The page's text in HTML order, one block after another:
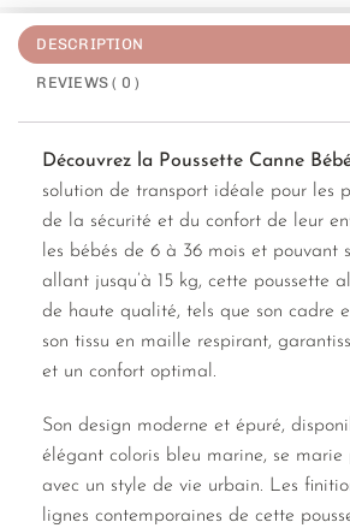
DESCRIPTION
REVIEWS ( 0 )
Découvrez la Poussette Canne
solution de transport idéale pour les
de la sécurité et du confort de leur
les bébés de 6 à 36 mois et pouvant
allant jusqu’à 15 kg, cette poussette
de haute qualité, tels que son cadre
son tissu en maille respirant,
et un confort optimal.
Son design moderne et épuré,
élégant coloris bleu marine, se
avec un style de vie urbain. Les
lignes contemporaines de cette